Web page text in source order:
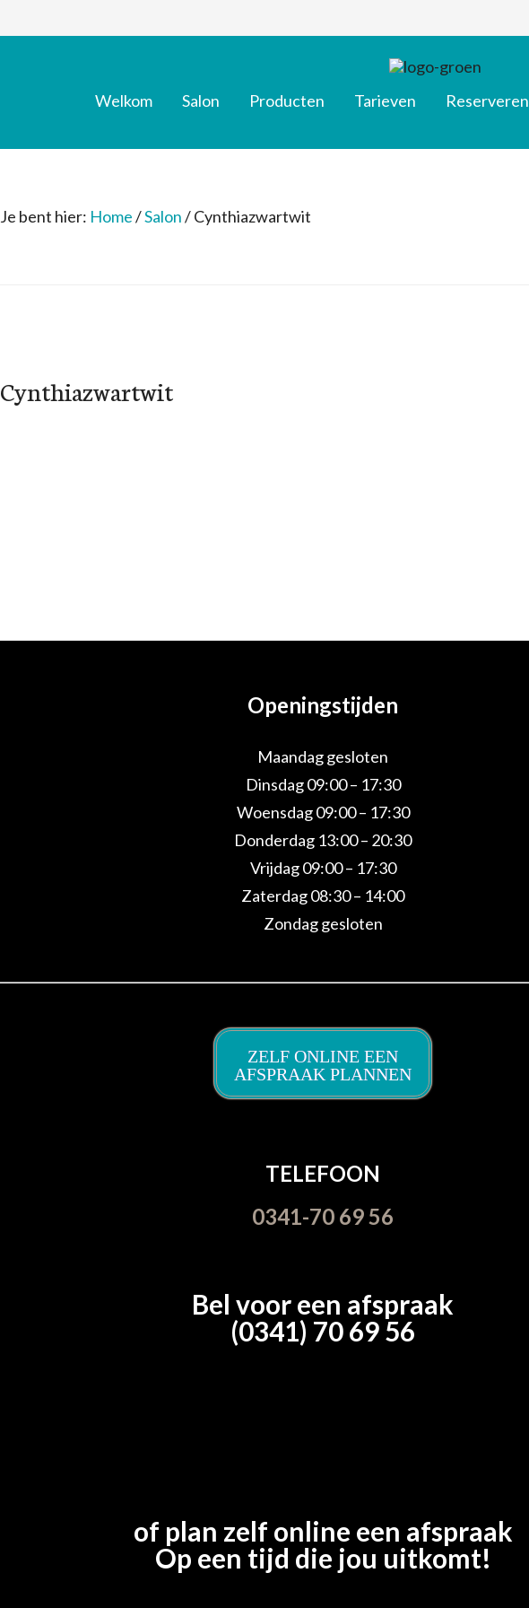
Welkom Salon Producten Tarieven Reserveren
Je bent hier: Home/Salon/Cynthiazwartwit
Cynthiazwartwit
Openingstijden
Maandag gesloten
Dinsdag 09:00 – 17:30
Woensdag 09:00 – 17:30
Donderdag 13:00 – 20:30
Vrijdag 09:00 – 17:30
Zaterdag 08:30 – 14:00
Zondag gesloten
ZELF ONLINE EEN
AFSPRAAK PLANNEN
TELEFOON
0341-70 69 56
Bel voor een afspraak
(0341) 70 69 56
of plan zelf online een afspraak
Op een tijd die jou uitkomt!